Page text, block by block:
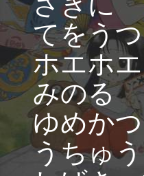
てをうつ
ホエホ
みのる
ゆめかつ
うちゅ